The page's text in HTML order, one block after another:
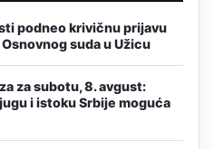
podneo krivičnu prijavu
suda u Užicu
za subotu, 8. avgust:
i istoku Srbije moguća